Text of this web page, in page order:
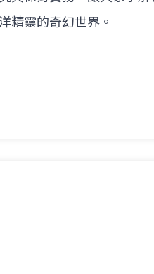
精靈的奇幻世界。